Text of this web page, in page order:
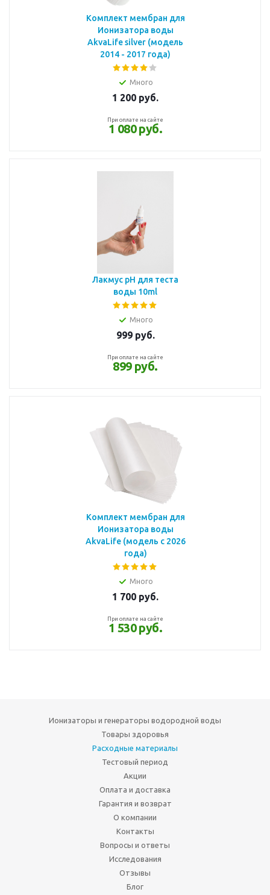
Комплект мембран для
Ионизатора воды
AkvaLife silver (модель
2014 - 2017 года)
Много
1 200 руб.
При оплате на сайте
1 080 руб.
Лакмус pH для теста
воды 10ml
Много
999руб.
При оплате на сайте
899 руб.
Комплект мембран для
Ионизатора воды
AkvaLife (модель с 2026
года)
Много
1 700 руб.
При оплате на сайте
1 530 руб.
Ионизаторы и генераторы водородной воды
Товары здоровья
Расходные материалы
Тестовый период
Акции
Оплата и доставка
Гарантия и возврат
О компании
Контакты
Вопросы и ответы
Исследования
Отзывы
Блог